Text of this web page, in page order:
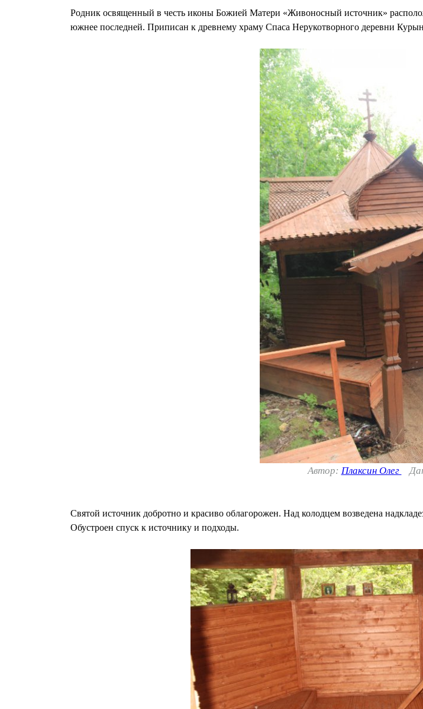
Родник освященный в честь иконы Божией Матери «Живоносный источник»
южнее последней. Приписан к древнему храму Спаса Нерукотворного деревни
Автор: Плаксин Олег
Святой источник добротно и красиво облагорожен. Над колодцем возведена
Обустроен спуск к источнику и подходы.